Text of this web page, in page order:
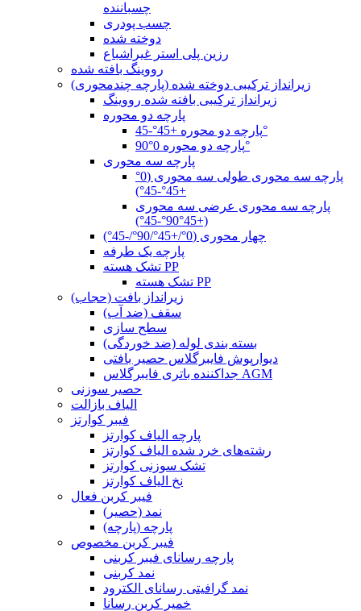
چسباننده
چسب پودری
دوخته شده
رزین پلی استر غیراشباع
رووینگ بافته شده
زیرانداز ترکیبی دوخته شده (پارچه چندمحوری)
زیرانداز ترکیبی بافته شده رووینگ
پارچه دو محوره
پارچه دو محوره +45°-45°
پارچه دو محوره 0°90°
پارچه سه محوری
پارچه سه محوری طولی سه محوری (0°
+45°-45°)
پارچه سه محوری عرضی سه محوری
(+45°90°-45°)
چهار محوری (0°/+45°/90°/-45°)
پارچه یک طرفه
تشک هسته PP
تشک هسته PP
زیرانداز بافت (حجاب)
سقف (ضد آب)
سطح سازی
بسته بندی لوله (ضد خوردگی)
دیوارپوش فایبرگلاس حصیر بافتی
جداکننده باتری فایبرگلاس AGM
حصیر سوزنی
الیاف بازالت
فیبر کوارتز
پارچه الیاف کوارتز
رشته‌های خرد شده الیاف کوارتز
تشک سوزنی کوارتز
نخ الیاف کوارتز
فیبر کربن فعال
نمد (حصیر)
پارچه (پارچه)
فیبر کربن مخصوص
پارچه رسانای فیبر کربنی
نمد کربنی
نمد گرافیتی رسانای الکترود
خمیر کربن رسانا